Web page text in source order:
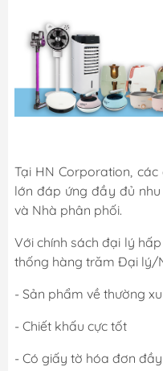
Tại HN Corporation,
lớn đáp ứng đầy đủ
và Nhà phân phối.
Với chính sách đại lý
thống hàng trăm Đại lý/
- Sản phẩm về thường
- Chiết khấu cực tốt
- Có giấy tờ hóa đơn